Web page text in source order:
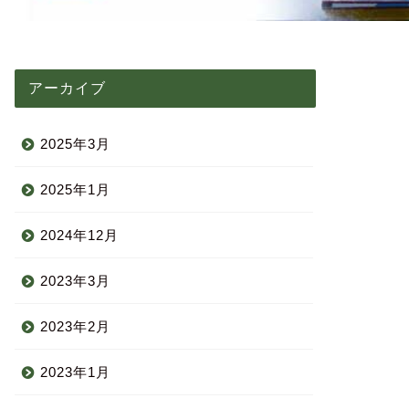
アーカイブ
2025年3月
2025年1月
2024年12月
2023年3月
2023年2月
2023年1月